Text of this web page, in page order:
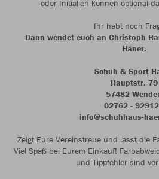
oder Initialien können optional
Ihr habt noch
Dann wendet euch an Christoph
Häner.
Schuh & Sport
Hauptstr. 79
57482
02762 -
info@schuhhaus-
Zeigt Eure Vereinstreue und lasst die
Viel Spaß bei Eurem Einkauf!
und Tippfehler sind